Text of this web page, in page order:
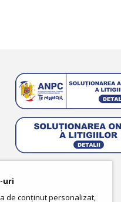
uri
de conținut personalizat,